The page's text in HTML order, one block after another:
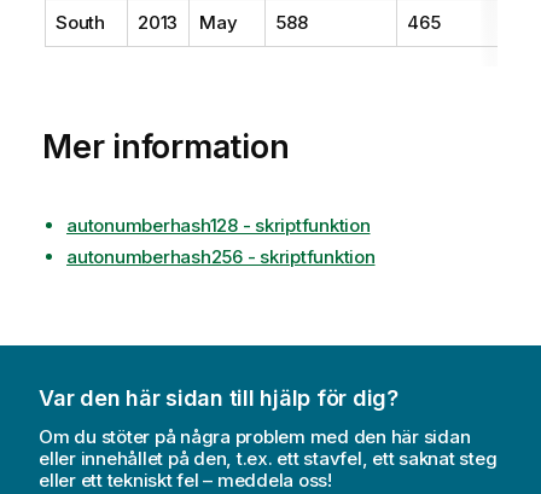
South 2013 May 588 465
Mer information
autonumberhash128 - skriptfunktion
autonumberhash256 - skriptfunktion
Var den här sidan till hjälp för dig?
Om du stöter på några problem med den här sidan
eller innehållet på den, t.ex. ett stavfel, ett saknat steg
eller ett tekniskt fel – meddela oss!